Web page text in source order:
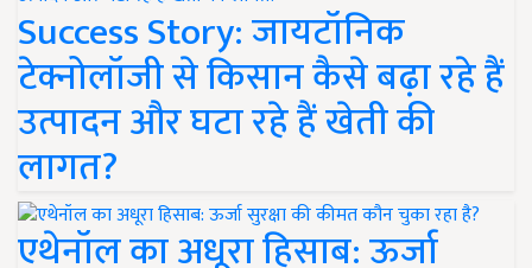
Success Story: जायटॉनिक
टेक्नोलॉजी से किसान कैसे बढ़ा रहे हैं
उत्पादन और घटा रहे हैं खेती की
लागत?
एथेनॉल का अधूरा हिसाब: ऊर्जा